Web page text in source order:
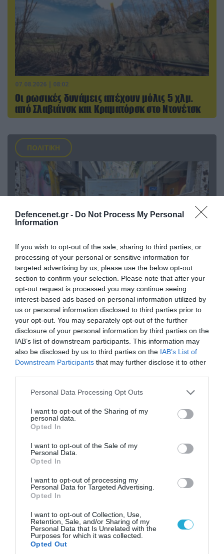
Defencenet.gr - Do Not Process My Personal
Information
If you wish to opt-out of the sale, sharing to third parties, or
processing of your personal or sensitive information for
targeted advertising by us, please use the below opt-out
section to confirm your selection. Please note that after your
opt-out request is processed you may continue seeing
interest-based ads based on personal information utilized by
us or personal information disclosed to third parties prior to
your opt-out. You may separately opt-out of the further
disclosure of your personal information by third parties on the
IAB’s list of downstream participants. This information may
also be disclosed by us to third parties on the IAB’s List of
Downstream Participants that may further disclose it to other
Please note that this website/app uses one or more Google
not limited to your visit or usage behaviour. You may click to
grant or deny consent to Google and its third-party tags to
use your data for below specified purposes in below Google
consent section.
Personal Data Processing Opt Outs
I want to opt-out of the Sharing of my
personal data.
Opted In
I want to opt-out of the Sale of my
Personal Data.
Opted In
I want to opt-out of processing my
Personal Data for Targeted Advertising.
Opted In
I want to opt-out of Collection, Use,
Retention, Sale, and/or Sharing of my
Personal Data that Is Unrelated with the
Purposes for which it was collected.
Opted Out
07.08.2026 | 08:02
Οι ρωσικές δυνάμεις απέχουν μόλις 5 χλμ.
από Σλαβιάνσκ και Κραματόρσκ στο Ντονέτσκ
ΠΟΛΙΤΙΚΗ
06.08.2026 | 14:02
«Επιχείρηση ελεύθερα πεζοδρόμια» στην
Αθήνα: Απομακρύνθηκαν παράνομα
αντικείμενα από κοινόχρηστους χώρους
06.08.2026 | 09:03
«Οι εντελώς αθώοι»: Η ανάρτηση του Αρκά για
τα ζώα που χάθηκαν στις πυρκαγιές της
Αττικής (φωτο)